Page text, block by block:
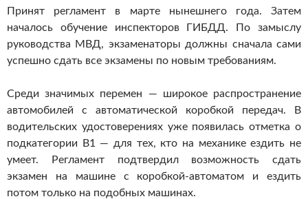
Принят регламент в марте нынешнего года. Затем
началось обучение инспекторов ГИБДД. По замыслу
руководства МВД, экзаменаторы должны сначала сами
успешно сдать все экзамены по новым требованиям.
Среди значимых перемен — широкое распространение
автомобилей с автоматической коробкой передач. В
водительских удостоверениях уже появилась отметка о
подкатегории B1 — для тех, кто на механике ездить не
умеет. Регламент подтвердил возможность сдать
экзамен на машине с коробкой-автоматом и ездить
потом только на подобных машинах.